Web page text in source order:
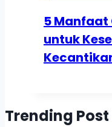
5
untuk
Trending Post